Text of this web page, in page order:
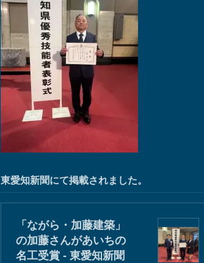
東愛知新聞にて掲載されました。
「ながら・加藤建築」
の加藤さんがあいちの
名工受賞 - 東愛知新聞